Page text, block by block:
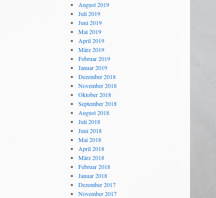
August 2019
Juli 2019
Juni 2019
Mai 2019
April 2019
März 2019
Februar 2019
Januar 2019
Dezember 2018
November 2018
Oktober 2018
September 2018
August 2018
Juli 2018
Juni 2018
Mai 2018
April 2018
März 2018
Februar 2018
Januar 2018
Dezember 2017
November 2017